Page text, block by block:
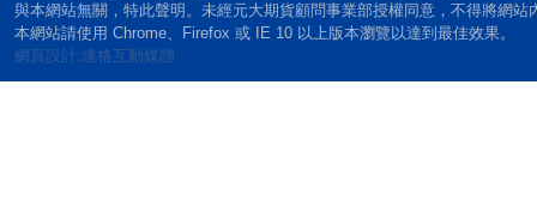
與本網站無關，特此聲明。未經元大期貨顧問事業部授權同意，不得將網站
本網站請使用 Chrome、Firefox 或 IE 10 以上版本瀏覽以達到最佳效果。
網頁設計:達格互動媒體